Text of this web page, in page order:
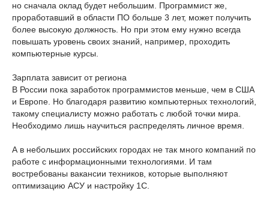
но сначала оклад будет небольшим. Программист же,
проработавший в области ПО больше 3 лет, может получить
более высокую должность. Но при этом ему нужно всегда
повышать уровень своих знаний, например, проходить
компьютерные курсы.
Зарплата зависит от региона
В России пока заработок программистов меньше, чем в США
и Европе. Но благодаря развитию компьютерных технологий,
такому специалисту можно работать с любой точки мира.
Необходимо лишь научиться распределять личное время.
А в небольших российских городах не так много компаний по
работе с информационными технологиями. И там
востребованы вакансии техников, которые выполняют
оптимизацию АСУ и настройку 1С.